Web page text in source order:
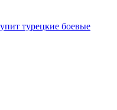
турецкие боевые